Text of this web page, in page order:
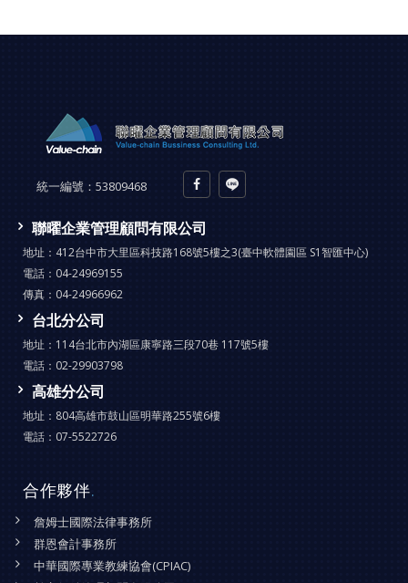
統一編號： 53809468
聯曜企業管理顧問有限公司
地址： 412台中市大里區科技路168號5樓之3(臺中軟體園區 S1智匯中心)
電話： 04-24969155
傳真： 04-24966962
台北分公司
地址： 114台北市內湖區康寧路三段70巷 117號5樓
電話： 02-29903798
高雄分公司
地址： 804高雄市鼓山區明華路255號6樓
電話： 07-5522726
合作夥伴.
詹姆士國際法律事務所
群恩會計事務所
中華國際專業教練協會(CPIAC)